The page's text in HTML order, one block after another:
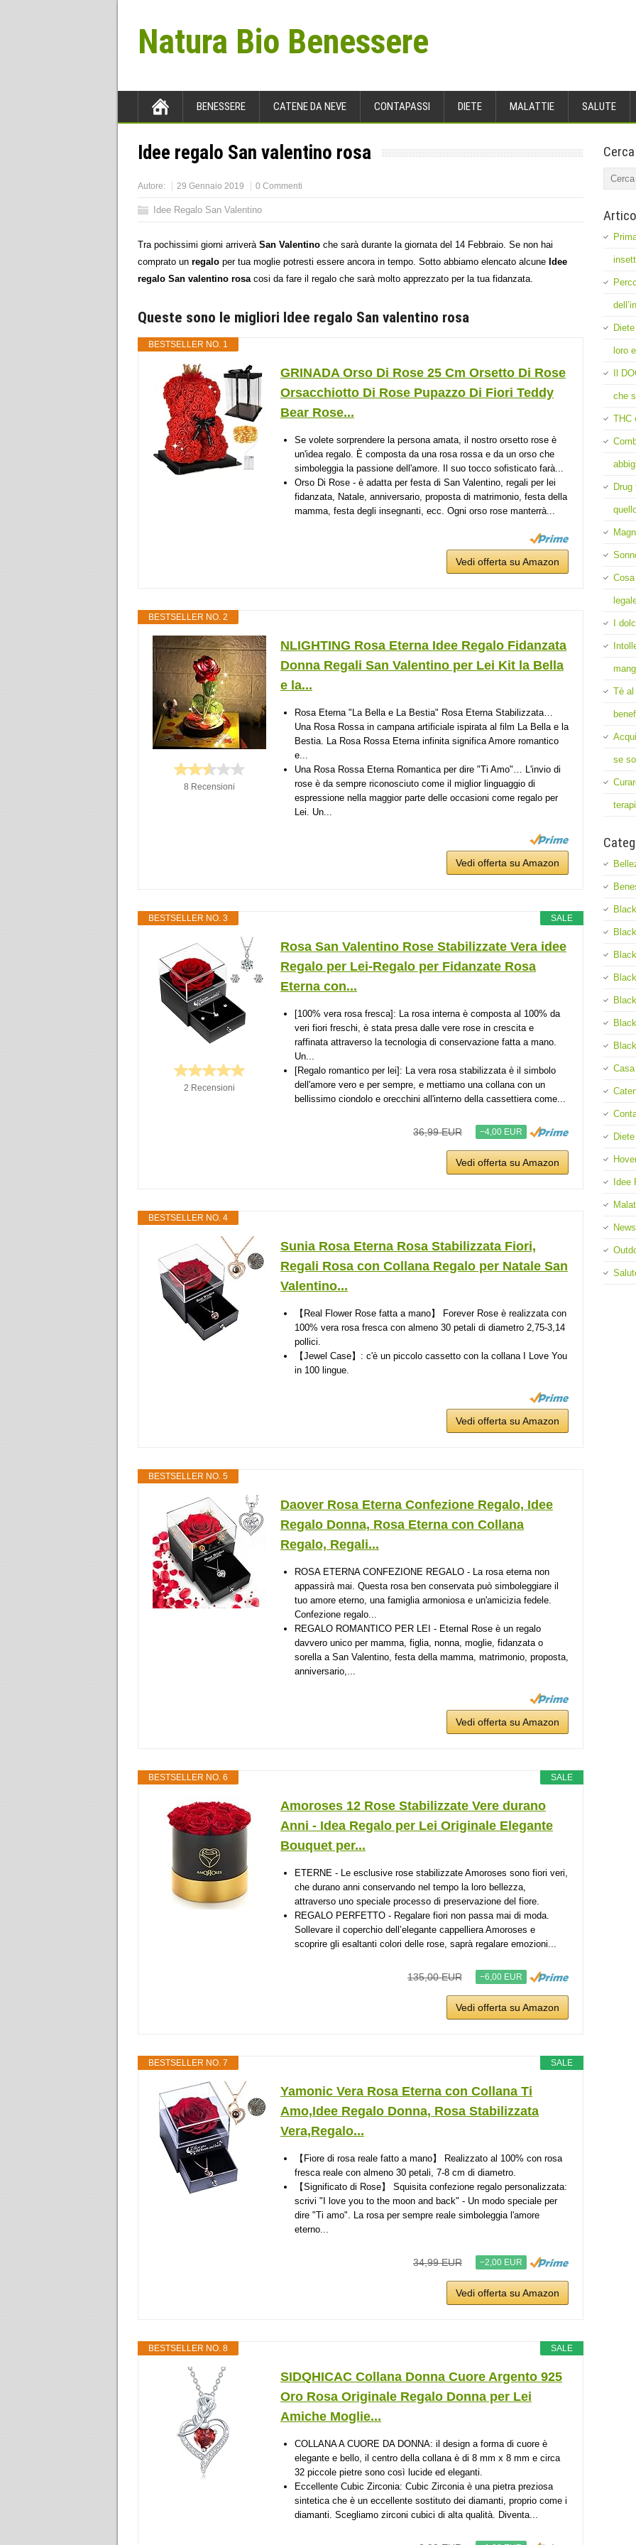
Natura Bio Benessere
BENESSERE CATENE DA NEVE CONTAPASSI DIETE MALATTIE SALUTE
Idee regalo San valentino rosa
Autore: 29 Gennaio 2019 0 Commenti
Idee Regalo San Valentino
Tra pochissimi giorni arriverà San Valentino che sarà durante la giornata del 14 Febbraio. Se non hai
comprato un regalo per tua moglie potresti essere ancora in tempo. Sotto abbiamo elencato alcune Idee
regalo San valentino rosacosi da fare il regalo che sarà molto apprezzato per la tua fidanzata.
Queste sono le migliori Idee regalo San valentino rosa
BESTSELLER NO. 1
GRINADA Orso Di Rose 25 Cm Orsetto Di Rose
Orsacchiotto Di Rose Pupazzo Di Fiori Teddy
Bear Rose...
Se volete sorprendere la persona amata, il nostro orsetto rose è
un'idea regalo. È composta da una rosa rossa e da un orso che
simboleggia la passione dell'amore. Il suo tocco sofisticato farà...
Orso Di Rose - è adatta per festa di San Valentino, regali per lei
fidanzata, Natale, anniversario, proposta di matrimonio, festa della
mamma, festa degli insegnanti, ecc. Ogni orso rose manterrà...
Vedi offerta su Amazon
BESTSELLER NO. 2
8 Recensioni
NLIGHTING Rosa Eterna Idee Regalo Fidanzata
Donna Regali San Valentino per Lei Kit la Bella
e la...
Rosa Eterna "La Bella e La Bestia" Rosa Eterna Stabilizzata…
Una Rosa Rossa in campana artificiale ispirata al film La Bella e la
Bestia. La Rosa Rossa Eterna infinita significa Amore romantico
e...
Una Rosa Rossa Eterna Romantica per dire "Ti Amo"… L'invio di
rose è da sempre riconosciuto come il miglior linguaggio di
espressione nella maggior parte delle occasioni come regalo per
Lei. Un...
Vedi offerta su Amazon
SALE
BESTSELLER NO. 3
2 Recensioni
Rosa San Valentino Rose Stabilizzate Vera idee
Regalo per Lei-Regalo per Fidanzate Rosa
Eterna con...
[100% vera rosa fresca]: La rosa interna è composta al 100% da
veri fiori freschi, è stata presa dalle vere rose in crescita e
raffinata attraverso la tecnologia di conservazione fatta a mano.
Un...
[Regalo romantico per lei]: La vera rosa stabilizzata è il simbolo
dell'amore vero e per sempre, e mettiamo una collana con un
bellissimo ciondolo e orecchini all'interno della cassettiera come...
36,99 EUR −4,00 EUR
Vedi offerta su Amazon
BESTSELLER NO. 4
Sunia Rosa Eterna Rosa Stabilizzata Fiori,
Regali Rosa con Collana Regalo per Natale San
Valentino...
【Real Flower Rose fatta a mano】 Forever Rose è realizzata con
100% vera rosa fresca con almeno 30 petali di diametro 2,75-3,14
pollici.
【Jewel Case】: c'è un piccolo cassetto con la collana I Love You
in 100 lingue.
Vedi offerta su Amazon
BESTSELLER NO. 5
Daover Rosa Eterna Confezione Regalo, Idee
Regalo Donna, Rosa Eterna con Collana
Regalo, Regali...
ROSA ETERNA CONFEZIONE REGALO - La rosa eterna non
appassirà mai. Questa rosa ben conservata può simboleggiare il
tuo amore eterno, una famiglia armoniosa e un'amicizia fedele.
Confezione regalo...
REGALO ROMANTICO PER LEI - Eternal Rose è un regalo
davvero unico per mamma, figlia, nonna, moglie, fidanzata o
sorella a San Valentino, festa della mamma, matrimonio, proposta,
anniversario,...
Vedi offerta su Amazon
SALE
BESTSELLER NO. 6
Amoroses 12 Rose Stabilizzate Vere durano
Anni - Idea Regalo per Lei Originale Elegante
Bouquet per...
ETERNE - Le esclusive rose stabilizzate Amoroses sono fiori veri,
che durano anni conservando nel tempo la loro bellezza,
attraverso uno speciale processo di preservazione del fiore.
REGALO PERFETTO - Regalare fiori non passa mai di moda.
Sollevare il coperchio dell’elegante cappelliera Amoroses e
scoprire gli esaltanti colori delle rose, saprà regalare emozioni...
135,00 EUR −6,00 EUR
Vedi offerta su Amazon
SALE
BESTSELLER NO. 7
Yamonic Vera Rosa Eterna con Collana Ti
Amo,Idee Regalo Donna, Rosa Stabilizzata
Vera,Regalo...
【Fiore di rosa reale fatto a mano】 Realizzato al 100% con rosa
fresca reale con almeno 30 petali, 7-8 cm di diametro.
【Significato di Rose】 Squisita confezione regalo personalizzata:
scrivi "I love you to the moon and back" - Un modo speciale per
dire "Ti amo". La rosa per sempre reale simboleggia l'amore
eterno...
34,99 EUR −2,00 EUR
Vedi offerta su Amazon
SALE
BESTSELLER NO. 8
SIDQHICAC Collana Donna Cuore Argento 925
Oro Rosa Originale Regalo Donna per Lei
Amiche Moglie...
COLLANA A CUORE DA DONNA: il design a forma di cuore è
elegante e bello, il centro della collana è di 8 mm x 8 mm e circa
32 piccole pietre sono così lucide ed eleganti.
Eccellente Cubic Zirconia: Cubic Zirconia è una pietra preziosa
sintetica che è un eccellente sostituto dei diamanti, proprio come i
diamanti. Scegliamo zirconi cubici di alta qualità. Diventa...
Cerca
loro
Il
che
THC
I
Tè al
se
Casa
Diete
Idee
News